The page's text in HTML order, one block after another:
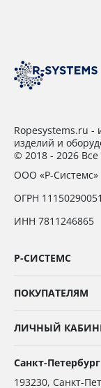
Ropesystems.ru -
изделий и
© 2018 - 2026
ООО «Р-Системс»
ОГРН
ИНН 7811246865
Р-СИСТЕМС
ПОКУПАТЕЛЯМ
ЛИЧНЫЙ
Санкт-Петербург
193230, Санкт-